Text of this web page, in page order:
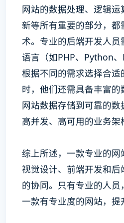
网站的数据处理、逻辑
新等所有重要的部分，
术。专业的后端开发人
语言（如PHP、Python
根据不同的需求选择合适
时，他们还需具备丰富
网站数据存储到可靠的
高并发、高可用的业务架
综上所述，一款专业的
视觉设计、前端开发和
的协同。只有专业的人
一款有专业度的网站，提